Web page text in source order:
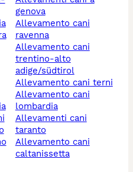
genova
allevamento cani
ravenna
allevamento cani
trentino-alto
adige/südtirol
allevamento cani terni
allevamento cani
lombardia
allevamenti cani
taranto
allevamento cani
caltanissetta